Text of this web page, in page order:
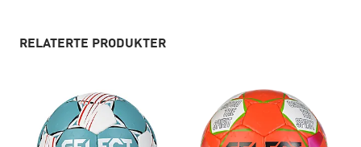
RELATERTE PRODUKTER